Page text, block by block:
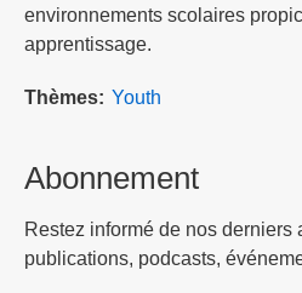
environnements scolaires
apprentissage.
Thèmes Youth
Abonnement
Restez informé de nos derniers
publications, podcasts,